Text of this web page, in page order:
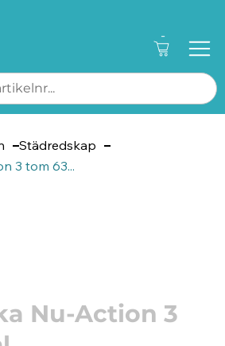
-
Städredskap
3 tom 63...
Nu-Action 3